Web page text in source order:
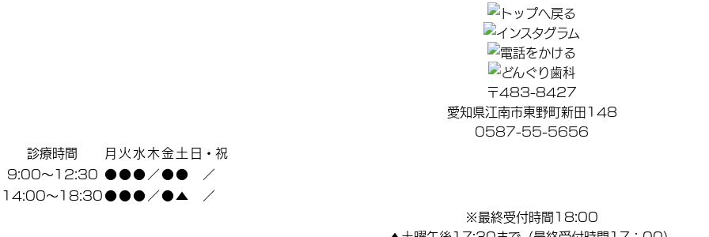
〒483-8427
愛知県江南市東野町新田148
0587-55-5656
診療時間
月 火水木金土 日・祝
9:00～12:30 ●●●／●●
／
14:00～18:30●●●／●▲
／
※最終受付時間18:00